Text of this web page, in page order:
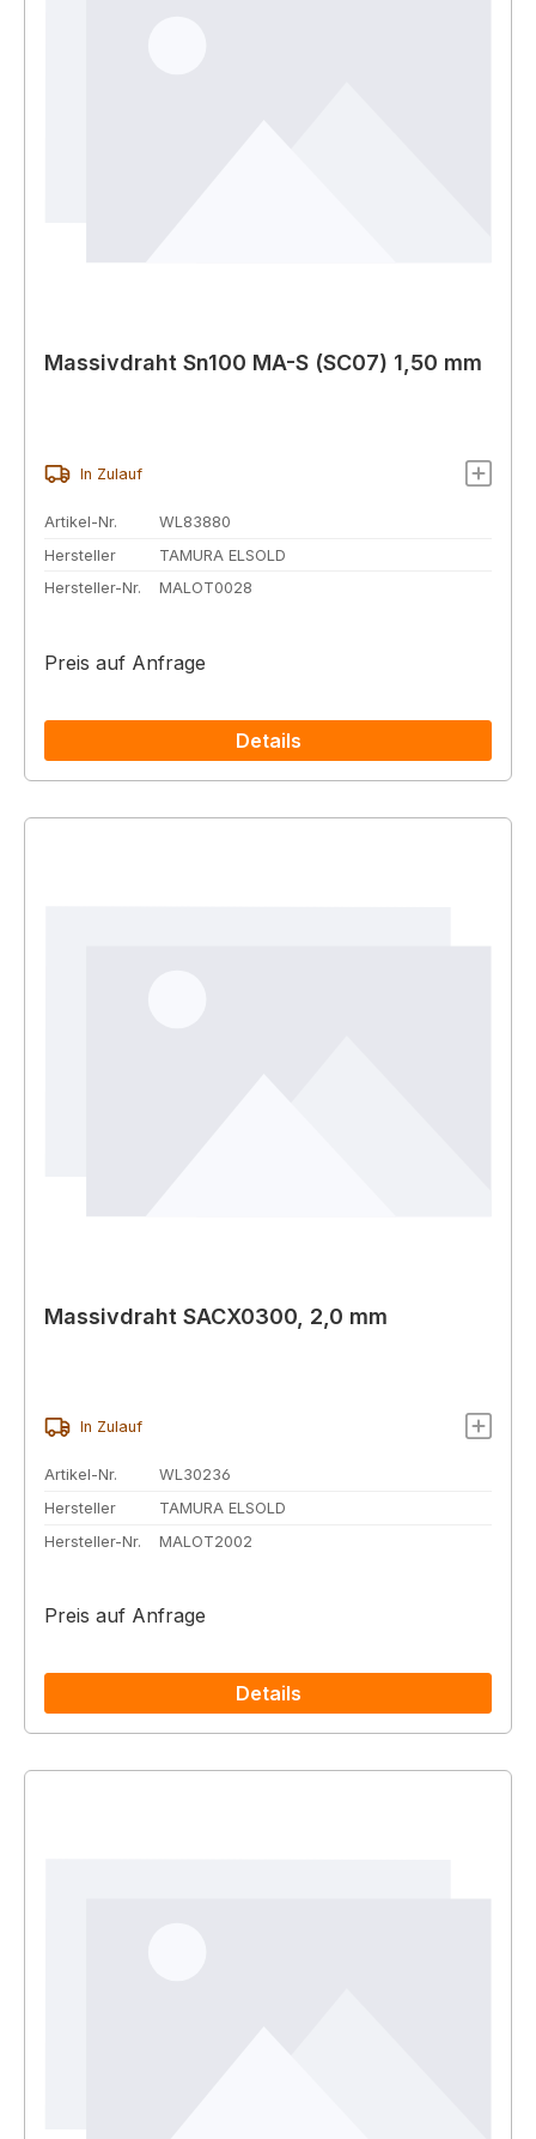
Massivdraht Sn100 MA-S (SC07) 1,50 mm
In Zulauf
Artikel-Nr.
WL83880
Hersteller
TAMURA ELSOLD
Hersteller-Nr.
MALOT0028
Preis auf Anfrage
Details
Massivdraht SACX0300, 2,0 mm
In Zulauf
Artikel-Nr.
WL30236
Hersteller
TAMURA ELSOLD
Hersteller-Nr.
MALOT2002
Preis auf Anfrage
Details